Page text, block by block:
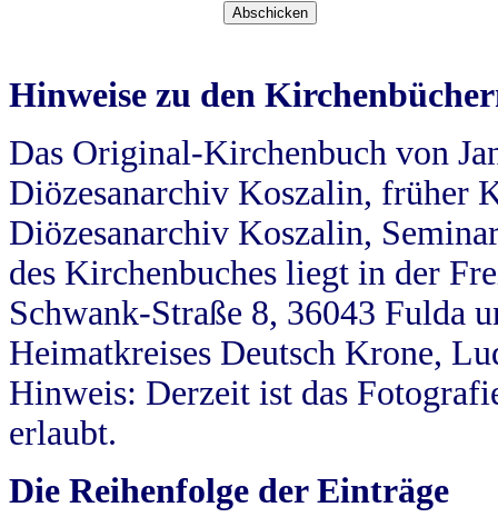
Hinweise zu den
Das Original-Kirchenbuch von
Diözesanarchiv Koszalin, früher
Diözesanarchiv Koszalin,
des Kirchenbuches liegt in der
Schwank-Straße 8, 36043 Fulda
Heimatkreises Deutsch Krone,
Hinweis: Derzeit ist das
erlaubt.
Die Reihenfolge der Einträge